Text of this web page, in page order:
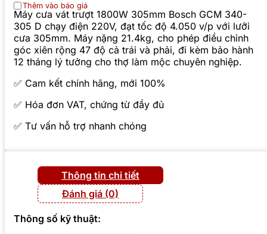
Thêm vào báo giá
Máy cưa vát trượt 1800W 305mm Bosch GCM 340-
305 D chạy điện 220V, đạt tốc độ 4.050 v/p với lưỡi
cưa 305mm. Máy nặng 21.4kg, cho phép điều chỉnh
góc xiên rộng 47 độ cả trái và phải, đi kèm bảo hành
12 tháng lý tưởng cho thợ làm mộc chuyên nghiệp.
✅ Cam kết chính hãng, mới 100%
✅ Hóa đơn VAT, chứng từ đầy đủ
✅ Tư vấn hỗ trợ nhanh chóng
Thông tin chi tiết
Đánh giá (0)
Thông số kỹ thuật: